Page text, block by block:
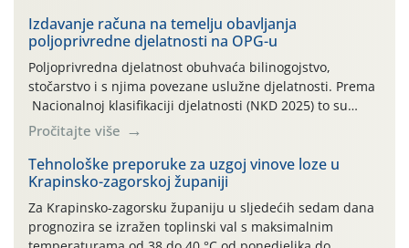
razvoj vinove loze odvija se uredno, a zdravstveno stanje
većine vinograda je dobro. Srednje dnevne temperature
zraka […]
Izdavanje računa na temelju obavljanja
poljoprivredne djelatnosti na OPG-u
Poljoprivredna djelatnost obuhvaća bilinogojstvo,
stočarstvo i s njima povezane uslužne djelatnosti. Prema
Nacionalnoj klasifikaciji djelatnosti (NKD 2025) to su
skupne 01.1, 01.2, 01.3, 01.4, 01.5 i 01.6. Djelatnost
prerade poljoprivrednih proizvoda je svako djelovanje na
poljoprivredni proizvod čiji je rezultat proizvod koji
također može biti poljoprivredni proizvod poput npr.
maslinovog ulja, bučinog ulja, vino od […]
Pročitajte više
Tehnološke preporuke za uzgoj vinove loze u
Krapinsko-zagorskoj županiji
Za Krapinsko-zagorsku županiju u sljedećih sedam dana
prognozira se izražen toplinski val s maksimalnim